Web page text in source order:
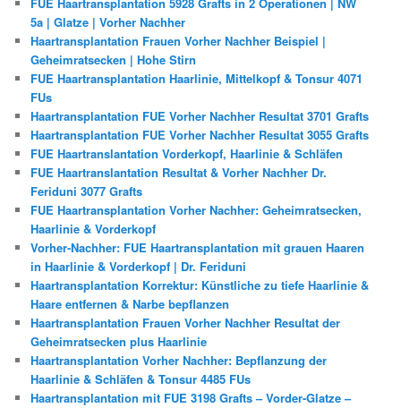
5a | Glatze | Vorher Nachher
Haartransplantation Frauen Vorher Nachher Beispiel |
Geheimratsecken | Hohe Stirn
FUE Haartransplantation Haarlinie, Mittelkopf & Tonsur 4071
FUs
Haartransplantation FUE Vorher Nachher Resultat 3701 Grafts
Haartransplantation FUE Vorher Nachher Resultat 3055 Grafts
FUE Haartranslantation Vorderkopf, Haarlinie & Schläfen
FUE Haartranslantation Resultat & Vorher Nachher Dr.
Feriduni 3077 Grafts
FUE Haartransplantation Vorher Nachher: Geheimratsecken,
Haarlinie & Vorderkopf
Vorher-Nachher: FUE Haartransplantation mit grauen Haaren
in Haarlinie & Vorderkopf | Dr. Feriduni
Haartransplantation Korrektur: Künstliche zu tiefe Haarlinie &
Haare entfernen & Narbe bepflanzen
Haartransplantation Frauen Vorher Nachher Resultat der
Geheimratsecken plus Haarlinie
Haartransplantation Vorher Nachher: Bepflanzung der
Haarlinie & Schläfen & Tonsur 4485 FUs
Haartransplantation mit FUE 3198 Grafts – Vorder-Glatze –